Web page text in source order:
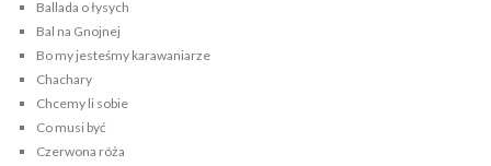
Ballada o łysych
Bal na Gnojnej
Bo my jesteśmy karawaniarze
Chachary
Chcemy li sobie
Co musi być
Czerwona róża